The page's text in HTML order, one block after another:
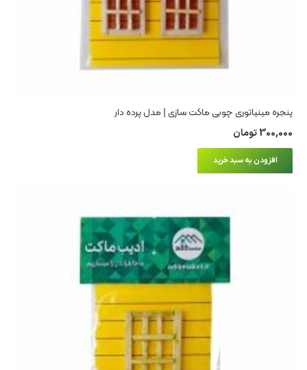
پنجره مینیاتوری چوبی ماکت سازی | مدل پرده دار
300,000تومان
افزودن به سبد خرید